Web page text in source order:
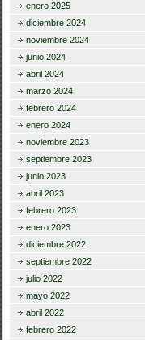
enero 2025
diciembre 2024
noviembre 2024
junio 2024
abril 2024
marzo 2024
febrero 2024
enero 2024
noviembre 2023
septiembre 2023
junio 2023
abril 2023
febrero 2023
enero 2023
diciembre 2022
septiembre 2022
julio 2022
mayo 2022
abril 2022
febrero 2022